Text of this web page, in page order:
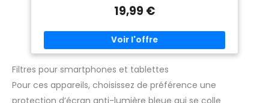
oculaire, les douleurs et les maladies oculaires plus graves,
haute transparence, profitez de l'expérience haute définition
à l'œil nu sans affecter la couleur et la luminosité d'origine
de l'écran. Convient pour le bureau/la maison, les joueurs et
les programmeurs. ❤Facile à installer et à enlever -
L'installation plug-in et paste peut être démontée avec
style, très pratique, évite la génération de bulles d'air et
l'opération est très simple.
19,99 €
Filtres pour smartphones et tablettes
Pour ces appareils, choisissez de préférence une